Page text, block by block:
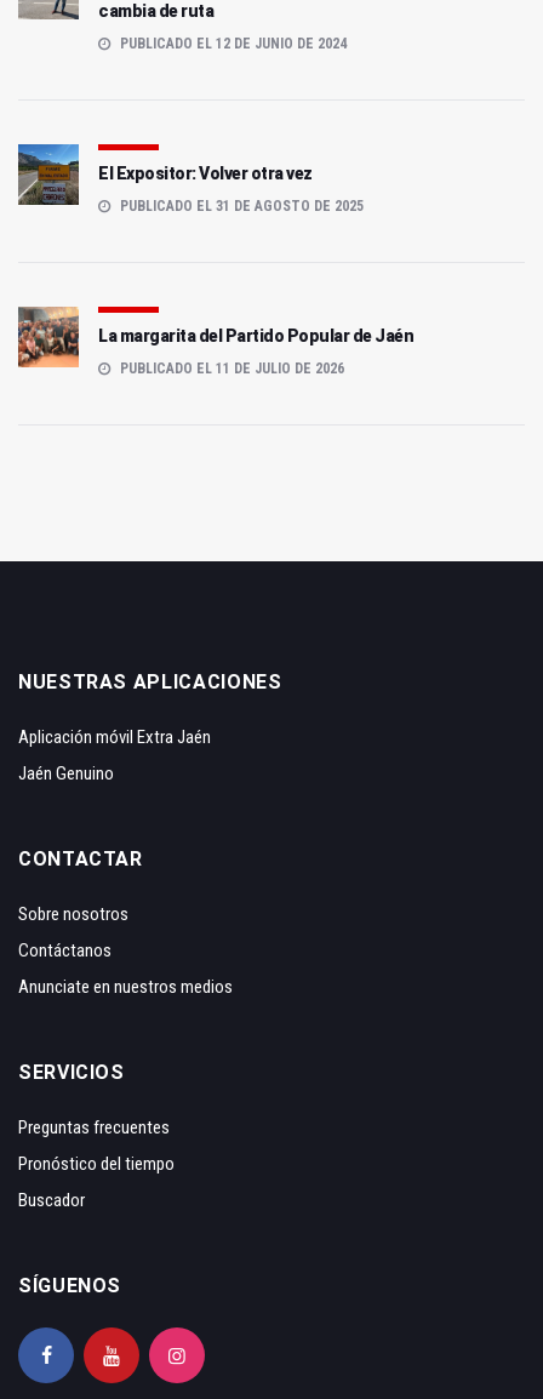
cambia de ruta
PUBLICADO EL 12 DE JUNIO DE 2024
El Expositor: Volver otra vez
PUBLICADO EL 31 DE AGOSTO DE 2025
La margarita del Partido Popular de Jaén
PUBLICADO EL 11 DE JULIO DE 2026
NUESTRAS APLICACIONES
Aplicación móvil Extra Jaén
Jaén Genuino
CONTACTAR
Sobre nosotros
Contáctanos
Anunciate en nuestros medios
SERVICIOS
Preguntas frecuentes
Pronóstico del tiempo
Buscador
SÍGUENOS